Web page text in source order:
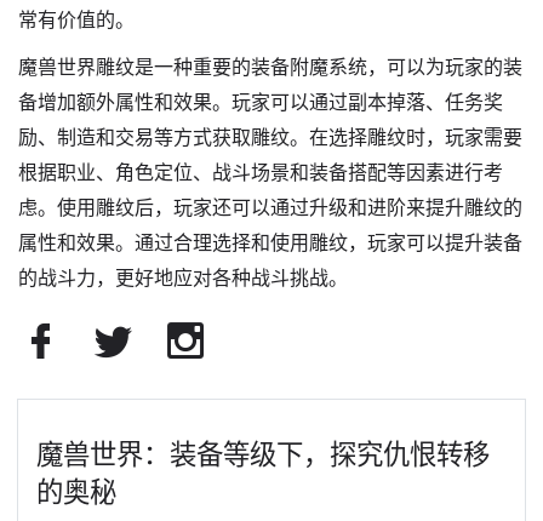
常有价值的。
魔兽世界雕纹是一种重要的装备附魔系统，可以为玩家的装
备增加额外属性和效果。玩家可以通过副本掉落、任务奖
励、制造和交易等方式获取雕纹。在选择雕纹时，玩家需要
根据职业、角色定位、战斗场景和装备搭配等因素进行考
虑。使用雕纹后，玩家还可以通过升级和进阶来提升雕纹的
属性和效果。通过合理选择和使用雕纹，玩家可以提升装备
的战斗力，更好地应对各种战斗挑战。
魔兽世界：装备等级下，探究仇恨转移
的奥秘